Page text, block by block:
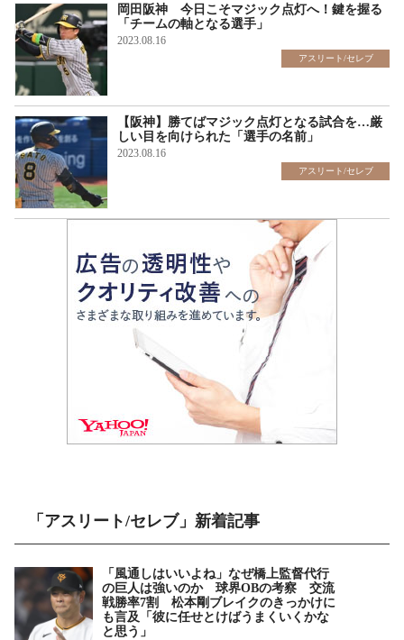
岡田阪神 今日こそマジック点灯へ！鍵を握る
「チームの軸となる選手」
2023.08.16
アスリート/セレブ
【阪神】勝てばマジック点灯となる試合を…厳
しい目を向けられた「選手の名前」
2023.08.16
アスリート/セレブ
「アスリート/セレブ」新着記事
「風通しはいいよね」なぜ橋上監督代行
の巨人は強いのか 球界OBの考察 交流
戦勝率7割 松本剛ブレイクのきっかけに
も言及「彼に任せとけばうまくいくかな
と思う」